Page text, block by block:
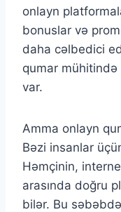
onlayn
bonuslar və
daha cəlbedici
qumar mühitində
var.
Amma onlayn
Bəzi insanlar
Həmçinin,
arasında doğru
bilər. Bu